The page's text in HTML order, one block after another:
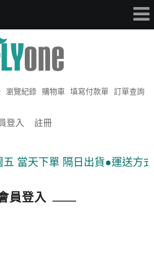
瀏覽紀錄 購物車 填寫付款單 訂單查詢
登入 註冊
當天下單 隔日出貨●運送方
員登入